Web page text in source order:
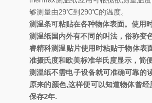
够测量由29℃到 290℃的温度。
测温条可粘贴在各种物体表面。使用
测温纸国内外有不同的叫法，俗称变
睿精科测温贴片使用时粘贴于物体表
准摄氏度和欧美标准华氏度显示，简
测温纸不需电子设备就可准确可靠的
原来的颜色,这样便可以知道物体曾经
保存2年.